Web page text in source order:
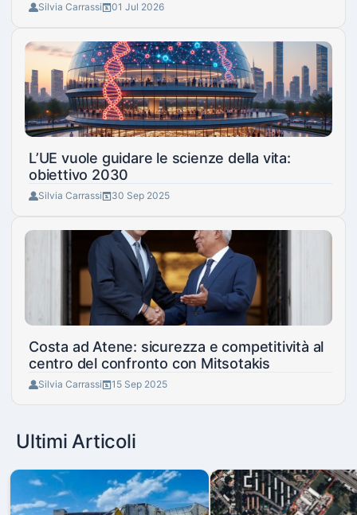
Silvia Carrassi 01 Jul 2026
L’UE vuole guidare le scienze della vita:
obiettivo 2030
Silvia Carrassi 30 Sep 2025
Costa ad Atene: sicurezza e competitività al
centro del confronto con Mitsotakis
Silvia Carrassi 15 Sep 2025
Ultimi Articoli